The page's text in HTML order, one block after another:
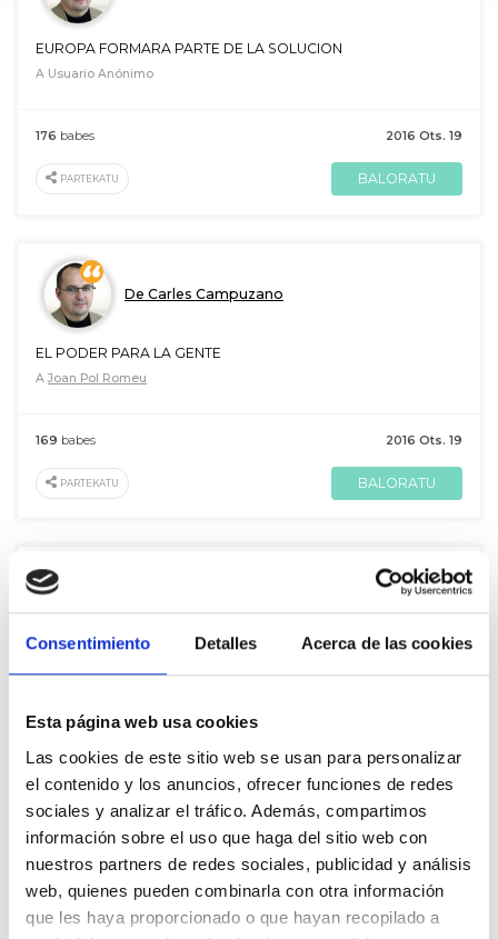
Consentimiento Detalles Acerca de las cookies
Esta página web usa cookies
Las cookies de este sitio web se usan para personalizar
el contenido y los anuncios, ofrecer funciones de redes
sociales y analizar el tráfico. Además, compartimos
información sobre el uso que haga del sitio web con
nuestros partners de redes sociales, publicidad y análisis
web, quienes pueden combinarla con otra información
que les haya proporcionado o que hayan recopilado a
EUROPA FORMARA PARTE DE LA SOLUCION
A Usuario Anónimo
2016 Ots. 19
176 babes
PARTEKATU BALORATU
De Carles Campuzano
EL PODER PARA LA GENTE
A Joan Pol Romeu
2016 Ots. 19
169 babes
PARTEKATU BALORATU
PARTEKATU BALORATU
De Carles Campuzano